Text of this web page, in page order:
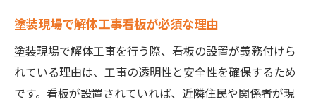
塗装現場で解体工事看板が必須な理由
塗装現場で解体工事を行う際、看板の設置が義務付けら
れている理由は、工事の透明性と安全性を確保するため
です。看板が設置されていれば、近隣住民や関係者が現